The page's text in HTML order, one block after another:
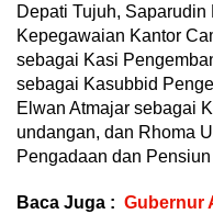
Depati Tujuh,
Kepegawaian Kantor
sebagai Kasi
sebagai Kasubbid
Elwan Atmajar sebagai
undangan, dan Rhoma
Pengadaan dan
Baca Juga : Gubernur